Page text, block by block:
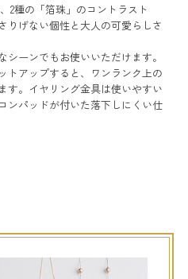
2種の「箔珠」のコントラスト
りげない個性と大人の可愛らしさ
ーンでもお使いいただけます。
トアップすると、ワンランク上の
す。イヤリング金具は使いやすい
ンパッドが付いた落下しにくい仕